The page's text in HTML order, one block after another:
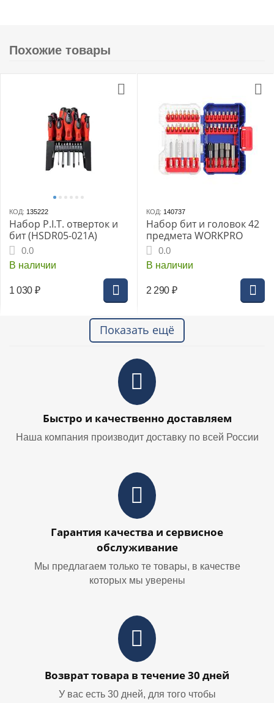
Похожие товары
КОД: 135222
Набор P.I.T. отверток и
бит (HSDR05-021A)
0.0
В наличии
1 030 ₽
КОД: 140737
Набор бит и головок 42
предмета WORKPRO
0.0
В наличии
2 290 ₽
Показать ещё
Быстро и качественно доставляем
Наша компания производит доставку по всей России
Гарантия качества и сервисное
обслуживание
Мы предлагаем только те товары, в качестве
которых мы уверены
Возврат товара в течение 30 дней
У вас есть 30 дней, для того чтобы